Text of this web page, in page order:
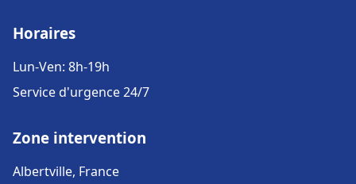
Horaires
Lun-Ven: 8h-19h
Service d'urgence 24/7
Zone intervention
Albertville, France